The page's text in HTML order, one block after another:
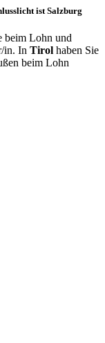
ist Salzburg
beim Lohn und
in. In Tirol haben Sie
beim Lohn